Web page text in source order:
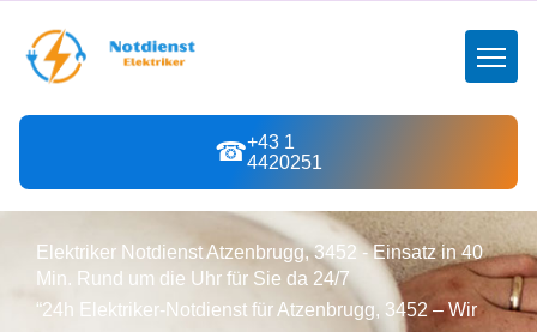
☎+43 1
4420251
Elektriker Notdienst Atzenbrugg, 3452 - Einsatz in 40
Min. Rund um die Uhr für Sie da 24/7
“24h Elektriker-Notdienst für Atzenbrugg, 3452 – Wir